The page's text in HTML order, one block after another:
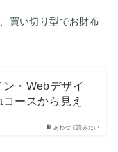
買い切り型でお財布
あわせて読みたい
・Webデザイ
ースから見え